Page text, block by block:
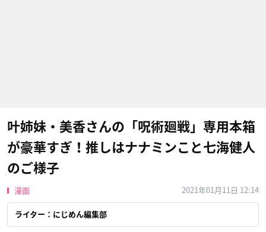
叶姉妹・美香さんの「呪術廻戦」専用本箱
が豪華すぎ！推しはナナミンこと七海健人
のご様子
漫画 2021年01月11日 12:14
ライター：にじめん編集部